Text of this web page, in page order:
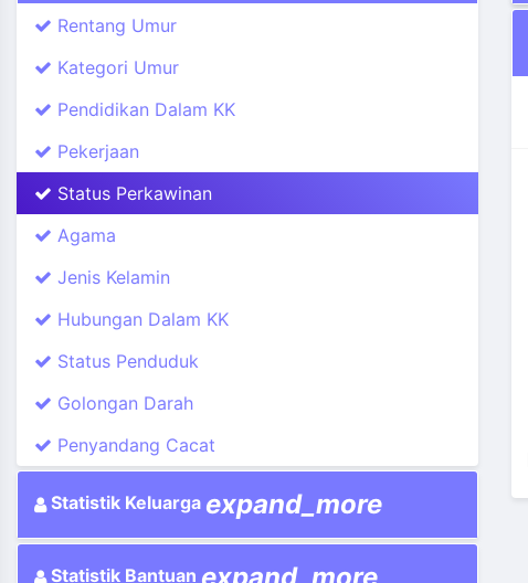
Rentang Umur
Kategori Umur
Pendidikan Dalam KK
Pekerjaan
Status Perkawinan
Agama
Jenis Kelamin
Hubungan Dalam KK
Status Penduduk
Golongan Darah
Penyandang Cacat
Statistik Keluarga expand_more
Statistik Bantuan